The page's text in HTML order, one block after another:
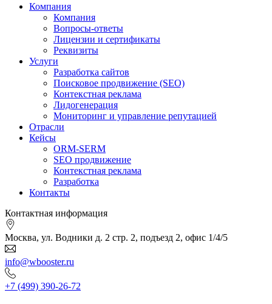
Компания
Компания
Вопросы-ответы
Лицензии и сертификаты
Реквизиты
Услуги
Разработка сайтов
Поисковое продвижение (SEO)
Контекстная реклама
Лидогенерация
Мониторинг и управление репутацией
Отрасли
Кейсы
ORM-SERM
SEO продвижение
Контекстная реклама
Разработка
Контакты
Контактная информация
Москва, ул. Водники д. 2 стр. 2, подъезд 2, офис 1/4/5
info@wbooster.ru
+7 (499) 390-26-72